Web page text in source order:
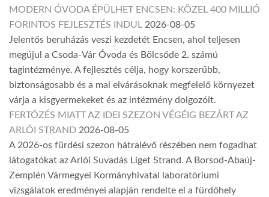
MODERN ÓVODA ÉPÜLHET ENCSEN: KÖZEL 400 MILLIÓ
FORINTOS FEJLESZTÉS INDUL 2026-08-05
Jelentős beruházás veszi kezdetét Encsen, ahol teljesen
megújul a Csoda-Vár Óvoda és Bölcsőde 2. számú
tagintézménye. A fejlesztés célja, hogy korszerűbb,
biztonságosabb és a mai elvárásoknak megfelelő környezet
várja a kisgyermekeket és az intézmény dolgozóit.
FERTŐZÉS MIATT AZ IDEI SZEZON VÉGÉIG BEZÁRT AZ
ARLÓI STRAND 2026-08-05
A 2026-os fürdési szezon hátralévő részében nem fogadhat
látogatókat az Arlói Suvadás Liget Strand. A Borsod-Abaúj-
Zemplén Vármegyei Kormányhivatal laboratóriumi
vizsgálatok eredményei alapján rendelte el a fürdőhely